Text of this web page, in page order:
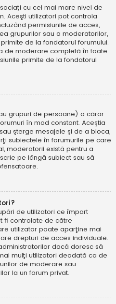
cu cel mai mare nivel de
Aceşti utilizatori pot controla
permisiunile de acces,
grupurilor sau a moderatorilor,
de la fondatorul forumului.
de moderare completă în toate
primite de la fondatorul
grupuri de persoane) a căror
în mod constant. Aceştia
şterge mesajele şi de a bloca,
subiectele în forumurile pe care
moderatorii există pentru a
pe lângă subiect sau să
de utilizatori ce împart
fi controlate de către
utilizator poate aparţine mai
drepturi de acces individuale.
dacă doresc să
mulţi utilizatori deodată ca de
de moderare sau
la un forum privat.